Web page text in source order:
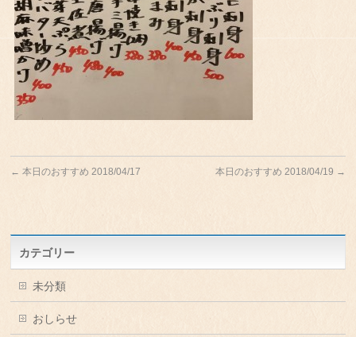
← 本日のおすすめ 2018/04/17 本日のおすすめ 2018/04/19 →
カテゴリー
未分類
おしらせ